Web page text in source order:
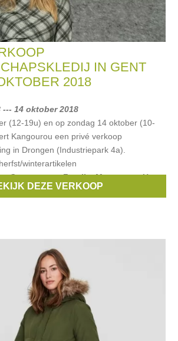
IN GENT
2018
14 oktober 2018
(12-19u) en op zondag 14 oktober (10-
Kangourou een privé verkoop
in Drongen (Industriepark 4a).
winterartikelen
,Queen mum,Fragile,Menonove,Un
DEZE VERKOOP